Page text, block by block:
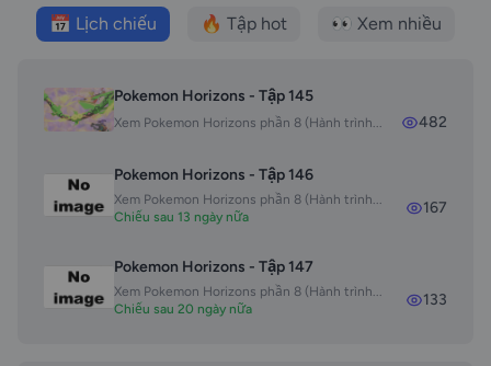
📅 Lịch chiếu 🔥 Tập hot 👀 Xem nhiều
Pokemon Horizons - Tập 145
Xem Pokemon Horizons phần 8 (Hành trình... 482
Pokemon Horizons - Tập 146
Xem Pokemon Horizons phần 8 (Hành trình...
Chiếu sau 13 ngày nữa
167
Pokemon Horizons - Tập 147
Xem Pokemon Horizons phần 8 (Hành trình...
Chiếu sau 20 ngày nữa
133